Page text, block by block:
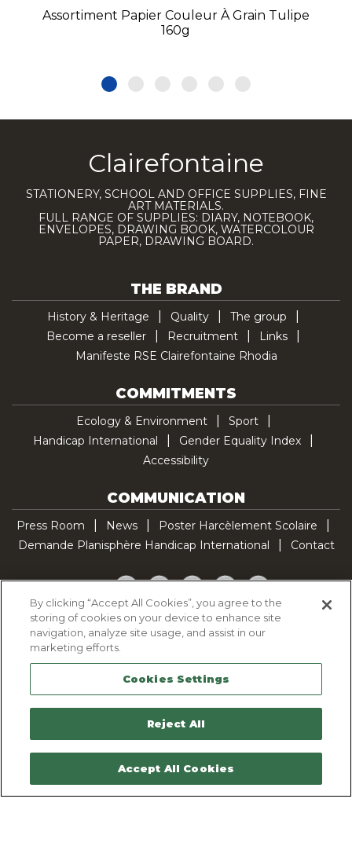
Assortiment Papier Couleur À Grain Tulipe
160g
Clairefontaine
STATIONERY, SCHOOL AND OFFICE SUPPLIES, FINE
ART MATERIALS.
FULL RANGE OF SUPPLIES: DIARY, NOTEBOOK,
ENVELOPES, DRAWING BOOK, WATERCOLOUR
PAPER, DRAWING BOARD.
THE BRAND
History & Heritage Quality
The group
Become a reseller
Recruitment
Links
Manifeste RSE Clairefontaine Rhodia
COMMITMENTS
Ecology & Environment
Sport
Handicap International
Gender Equality Index
Accessibility
COMMUNICATION
Press Room News
Poster Harcèlement Scolaire
Demande Planisphère Handicap International
Contact
Facebook
TwitterYouTubePinterestTikTok
Cookie Policy
Legal Notice
Sitemap
Contactez-nous
By clicking “Accept All Cookies”, you agree to the
storing of cookies on your device to enhance site
navigation, analyze site usage, and assist in our
marketing efforts.
Cookies Settings
Reject All
Accept All Cookies